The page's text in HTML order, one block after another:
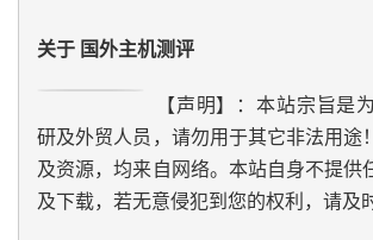
关于 国外主机测评
【声明】：本站宗旨是
研及外贸人员，请勿用于其它非法用途
及资源，均来自网络。本站自身不提供
及下载，若无意侵犯到您的权利，请及